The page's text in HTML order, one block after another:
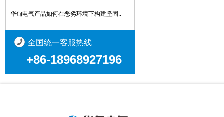
华甸电气产品如何在恶劣环境下构建坚固..
全国统一客服热线
+86-18968927196